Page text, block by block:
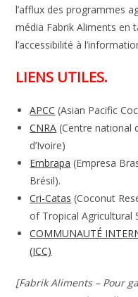
l’afflux des programmes
média Fabrik Aliments en
l’accessibilité à
LIENS UTILES.
APCC (Asian Pacific
CNRA (Centre national
d’Ivoire)
Embrapa (Empresa
Brésil).
Cri-Catas (Coconut
of Tropical Agricultural
COMMUNAUTÉ
(ICC)
[Fabrik Aliments – Pour